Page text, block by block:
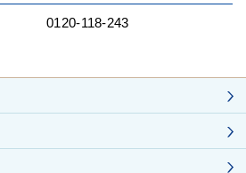
0120-118-243